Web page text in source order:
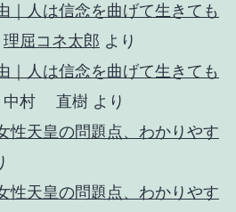
｜人は信念を曲げて生きても
理屈コネ太郎 より
｜人は信念を曲げて生きても
中村 直樹 より
性天皇の問題点、わかりやす
性天皇の問題点、わかりやす